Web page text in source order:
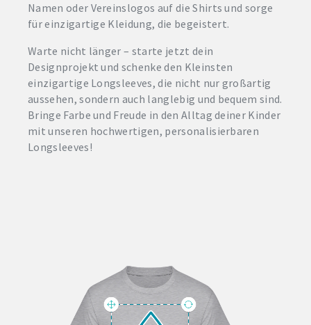
Namen oder Vereinslogos auf die Shirts und sorge
für einzigartige Kleidung, die begeistert.
Warte nicht länger – starte jetzt dein
Designprojekt und schenke den Kleinsten
einzigartige Longsleeves, die nicht nur großartig
aussehen, sondern auch langlebig und bequem sind.
Bringe Farbe und Freude in den Alltag deiner Kinder
mit unseren hochwertigen, personalisierbaren
Longsleeves!